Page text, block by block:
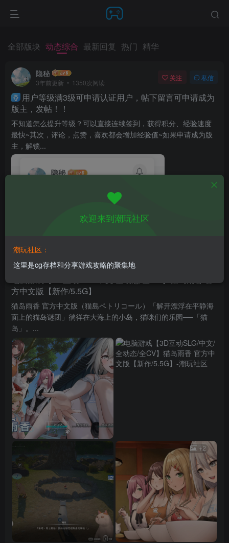
全部版块 动态综合 最新回复 热门 精华
隐秘
3年前更新 1350次阅读
关注 私信
用户等级满3级可申请认证用户，帖下留言可申请成为
版主，发帖！！
不知道怎么提升等级？可以直接连续签到，获得积分、经验速度
最快~其次，评论，点赞，喜欢都会增加经验值~如果申请成为版
主，解锁...
皮卡丘~
33天前发布 219次阅读
方中文版【新作/5.5G】
猫岛雨香 官方中文版（猫島ペトリコール）「解开漂浮在平静海
面上的猫岛谜团」徜徉在大海上的小岛，猫咪们的乐园──「猫
岛」。...
+2
欢迎来到潮玩社区
潮玩社区：
这里是cg存档和分享游戏攻略的聚集地